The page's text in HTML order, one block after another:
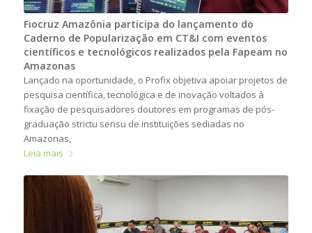
Fiocruz Amazônia participa do lançamento do
Caderno de Popularização em CT&I com eventos
científicos e tecnológicos realizados pela Fapeam no
Amazonas
Lançado na oportunidade, o Profix objetiva apoiar projetos de
pesquisa científica, tecnológica e de inovação voltados à
fixação de pesquisadores doutores em programas de pós-
graduação strictu sensu de instituições sediadas no
Amazonas,
Leia mais